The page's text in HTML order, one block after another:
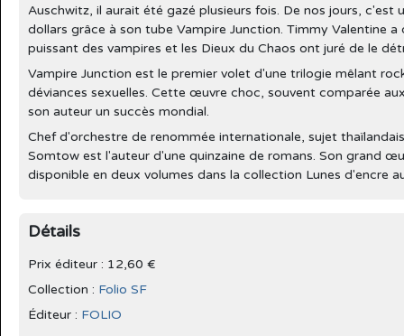
Auschwitz, il aurait été gazé plusieurs fois. De nos jours, c'est
dollars grâce à son tube Vampire Junction. Timmy Valentine
puissant des vampires et les Dieux du Chaos ont juré de le
Vampire Junction est le premier volet d'une trilogie mêlant
déviances sexuelles. Cette œuvre choc, souvent comparée
son auteur un succès mondial.
Chef d'orchestre de renommée internationale, sujet
Somtow est l'auteur d'une quinzaine de romans. Son grand
disponible en deux volumes dans la collection Lunes d'encre
Détails
Prix éditeur : 12,60 €
Collection : Folio SF
Éditeur : FOLIO